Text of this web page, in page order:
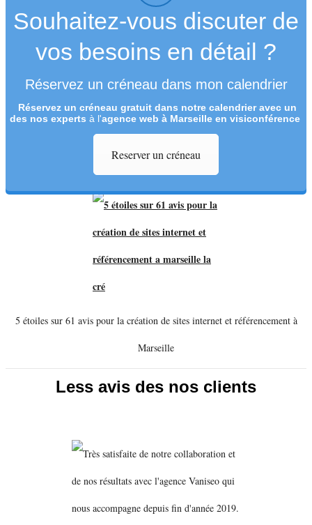
Souhaitez-vous discuter de
vos besoins en détail ?
Réservez un créneau dans mon calendrier
Réservez un créneau gratuit dans notre calendrier avec un
des nos experts à l'agence web à Marseille en visiconférence
Reserver un créneau
5 étoiles sur 61 avis pour la création de sites internet et référencement à
Marseille
Less avis des nos clients